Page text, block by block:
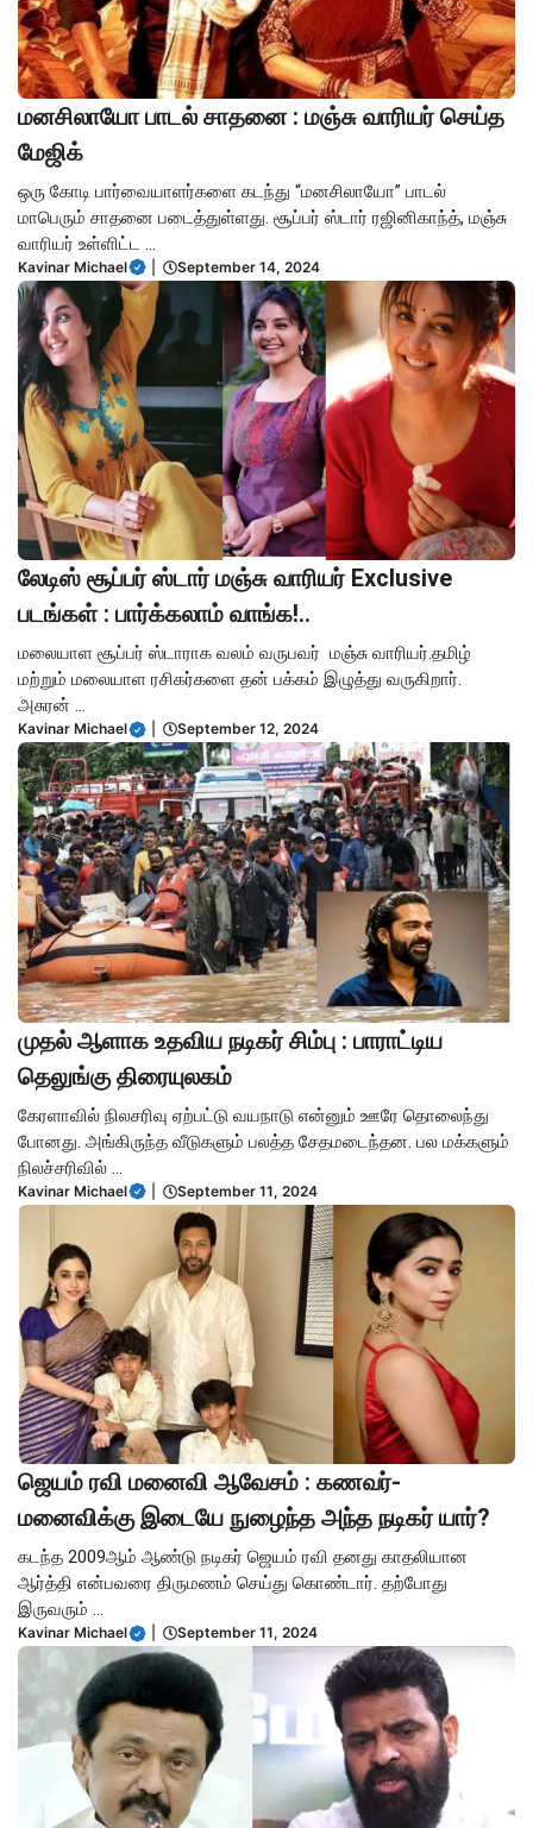
மனசிலாயோ பாடல் சாதனை : மஞ்சு வாரியர் செய்த
மேஜிக்
ஒரு கோடி பார்வையாளர்களை கடந்து “மனசிலாயோ” பாடல்
மாபெரும் சாதனை படைத்துள்ளது. சூப்பர் ஸ்டார் ரஜினிகாந்த், மஞ்சு
வாரியர் உள்ளிட்ட ...
Kavinar Michael September 14, 2024
லேடிஸ் சூப்பர் ஸ்டார் மஞ்சு வாரியர் Exclusive
படங்கள் : பார்க்கலாம் வாங்க!..
மலையாள சூப்பர் ஸ்டாராக வலம் வருபவர் மஞ்சு வாரியர்.தமிழ்
மற்றும் மலையாள ரசிகர்களை தன் பக்கம் இழுத்து வருகிறார்.
அசுரன் ...
Kavinar Michael September 12, 2024
முதல் ஆளாக உதவிய நடிகர் சிம்பு : பாராட்டிய
தெலுங்கு திரையுலகம்
கேரளாவில் நிலசரிவு ஏற்பட்டு வயநாடு என்னும் ஊரே தொலைந்து
போனது. அங்கிருந்த வீடுகளும் பலத்த சேதமடைந்தன. பல மக்களும்
நிலச்சரிவில் ...
Kavinar Michael September 11, 2024
ஜெயம் ரவி மனைவி ஆவேசம் : கணவர்-
மனைவிக்கு இடையே நுழைந்த அந்த நடிகர் யார்?
கடந்த 2009ஆம் ஆண்டு நடிகர் ஜெயம் ரவி தனது காதலியான
ஆர்த்தி என்பவரை திருமணம் செய்து கொண்டார். தற்போது
இருவரும் ...
Kavinar Michael September 11, 2024